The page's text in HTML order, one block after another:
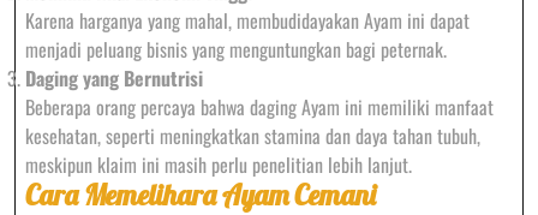
Karena harganya yang mahal, membudidayakan Ayam ini dapat
menjadi peluang bisnis yang menguntungkan bagi peternak.
Daging yang Bernutrisi
Beberapa orang percaya bahwa daging Ayam ini memiliki manfaat
kesehatan, seperti meningkatkan stamina dan daya tahan tubuh,
meskipun klaim ini masih perlu penelitian lebih lanjut.
Cara Memelihara Ayam Cemani